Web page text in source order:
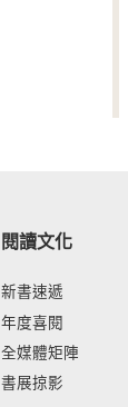
閱讀文化
新書速遞
年度喜閱
全媒體矩陣
書展掠影